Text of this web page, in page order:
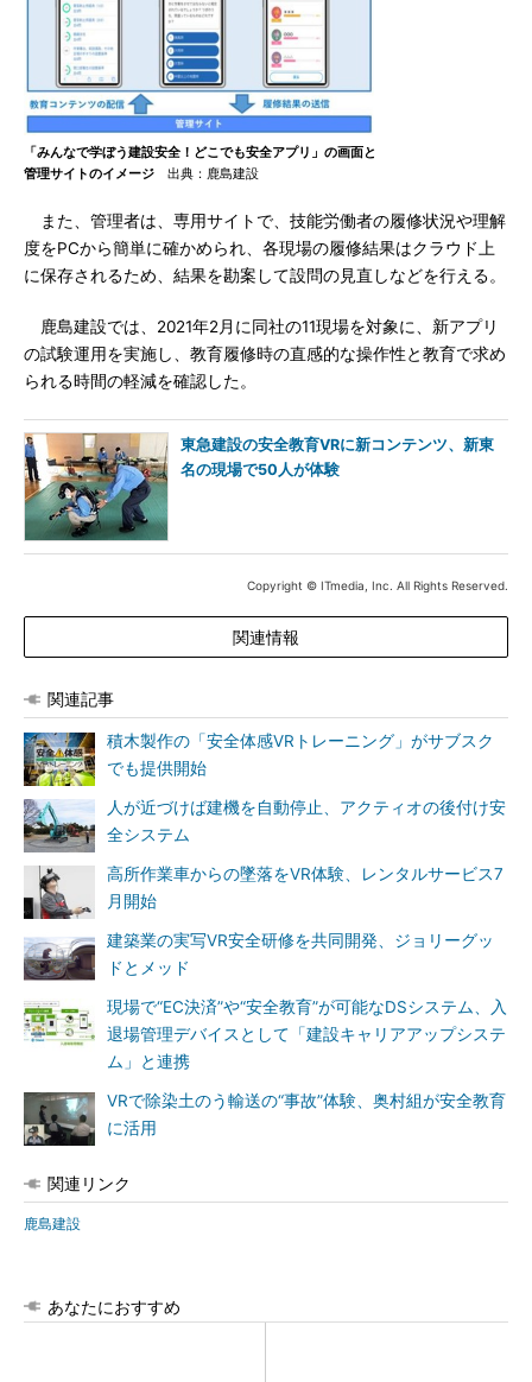
「みんなで学ぼう建設安全！どこでも安全アプリ」の画面と
管理サイトのイメージ 出典：鹿島建設
また、管理者は、専用サイトで、技能労働者の履修状況や理解
度をPCから簡単に確かめられ、各現場の履修結果はクラウド上
に保存されるため、結果を勘案して設問の見直しなどを行える。
鹿島建設では、2021年2月に同社の11現場を対象に、新アプリ
の試験運用を実施し、教育履修時の直感的な操作性と教育で求め
られる時間の軽減を確認した。
東急建設の安全教育VRに新コンテンツ、新東
名の現場で50人が体験
Copyright © ITmedia, Inc. All Rights Reserved.
関連情報
関連記事
積木製作の「安全体感VRトレーニング」がサブスク
でも提供開始
人が近づけば建機を自動停止、アクティオの後付け安
全システム
高所作業車からの墜落をVR体験、レンタルサービス7
月開始
建築業の実写VR安全研修を共同開発、ジョリーグッ
ドとメッド
現場で“EC決済”や“安全教育”が可能なDSシステム、入
退場管理デバイスとして「建設キャリアアップシステ
ム」と連携
VRで除染土のう輸送の“事故”体験、奥村組が安全教育
に活用
関連リンク
鹿島建設
あなたにおすすめ